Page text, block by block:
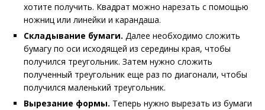
хотите получить. Квадрат можно нарезать с помощью
ножниц или линейки и карандаша.
Складывание бумаги. Далее необходимо сложить
бумагу по оси исходящей из середины края, чтобы
получился треугольник. Затем нужно сложить
полученный треугольник еще раз по диагонали, чтобы
получился маленький треугольник.
Вырезание формы. Теперь нужно вырезать из бумаги